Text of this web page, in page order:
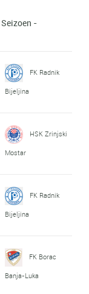
-
FK Radnik
Bijeljina
HSK Zrinjski
Mostar
FK Radnik
Bijeljina
FK Borac
Banja-Luka